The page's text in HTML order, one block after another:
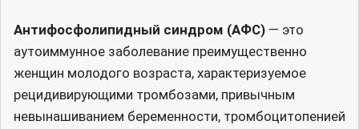
Антифосфолипидный синдром (АФС) — это
аутоиммунное заболевание преимущественно
женщин молодого возраста, характеризуемое
рецидивирующими тромбозами, привычным
невынашиванием беременности, тромбоцитопенией